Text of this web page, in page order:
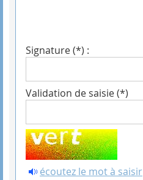
Signature (*) :
Validation de saisie (*)
écoutez le mot à saisir